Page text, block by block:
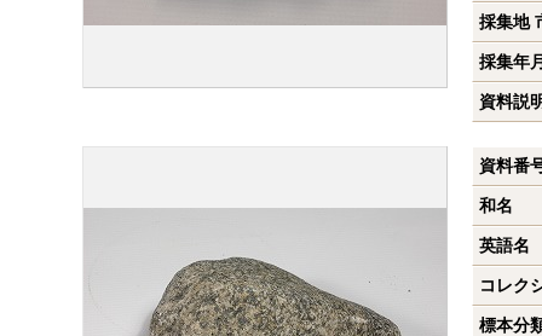
採集地
採集年
資料説
資料番
和名
英語名
コレク
標本分